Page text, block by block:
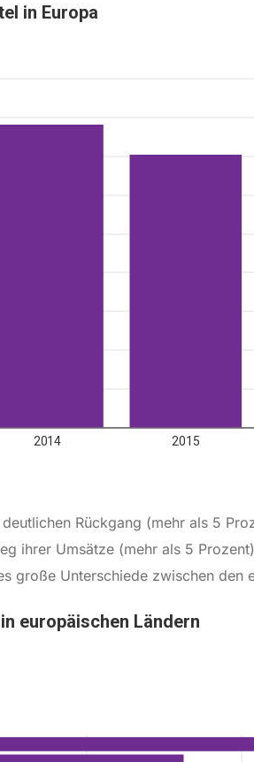
Rückgang (mehr als 5
ihrer Umsätze (mehr als 5
große Unterschiede zwischen den